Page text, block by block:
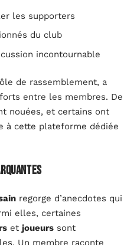
les supporters
du club
incontournable
de rassemblement, a
entre les membres. De
nouées, et certains ont
à cette plateforme dédiée
regorge d’anecdotes qui
elles, certaines
et joueurs sont
Un membre raconte